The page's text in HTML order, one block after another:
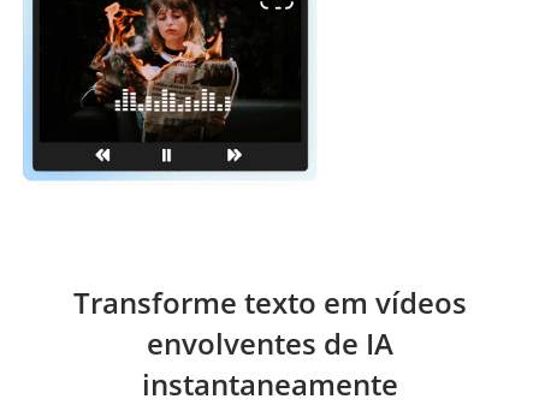
Transforme texto em vídeos
envolventes de IA
instantaneamente